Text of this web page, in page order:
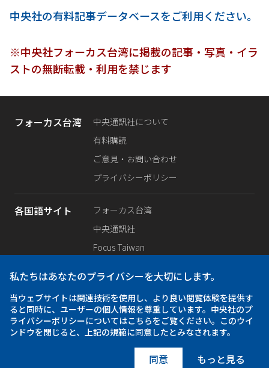
中央社の有料記事データベースをご利用ください。
※中央社フォーカス台湾に掲載の記事・写真・イラ
ストの無断転載・利用を禁じます
フォーカス台湾
中央通訊社について
有料購読
ご意見・お問い合わせ
プライバシーポリシー
各国語サイト
フォーカス台湾
中央通訊社
Focus Taiwan
SNS公式
Facebook
X（旧Twitter）
Instagram
私たちはあなたのプライバシーを大切にします。
当ウェブサイトは関連技術を使用し、より良い閲覧体験を提供す
ると同時に、ユーザーの個人情報を尊重しています。中央社のプ
ライバシーポリシーについてはこちらをご覧ください。このウイ
ンドウを閉じると、上記の規範に同意したとみなされます。
同意 もっと見る